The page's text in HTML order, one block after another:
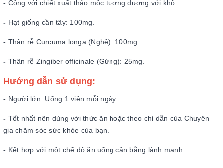
- Cộng với chiết xuất thảo mộc tương đương với khô:
- Hạt giống cần tây: 100mg.
- Thân rễ Curcuma longa (Nghệ): 100mg.
- Thân rễ Zingiber officinale (Gừng): 25mg.
Hướng dẫn sử dụng:
- Người lớn: Uống 1 viên mỗi ngày.
- Tốt nhất nên dùng với thức ăn hoặc theo chỉ dẫn của Chuyên
gia chăm sóc sức khỏe của bạn.
- Kết hợp với một chế độ ăn uống cân bằng lành mạnh.